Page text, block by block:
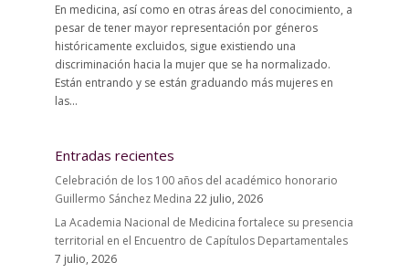
En medicina, así como en otras áreas del conocimiento, a
pesar de tener mayor representación por géneros
históricamente excluidos, sigue existiendo una
discriminación hacia la mujer que se ha normalizado.
Están entrando y se están graduando más mujeres en
las...
Entradas recientes
Celebración de los 100 años del académico honorario
Guillermo Sánchez Medina 22 julio, 2026
La Academia Nacional de Medicina fortalece su presencia
territorial en el Encuentro de Capítulos Departamentales
7 julio, 2026